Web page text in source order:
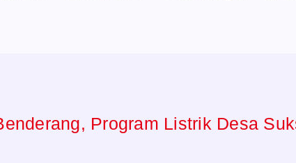
Program Listrik Desa